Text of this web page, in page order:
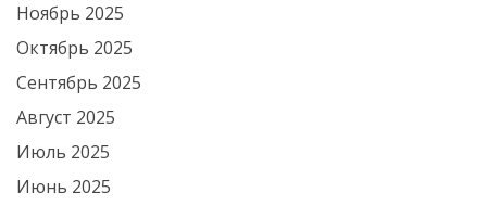
Ноябрь 2025
Октябрь 2025
Сентябрь 2025
Август 2025
Июль 2025
Июнь 2025